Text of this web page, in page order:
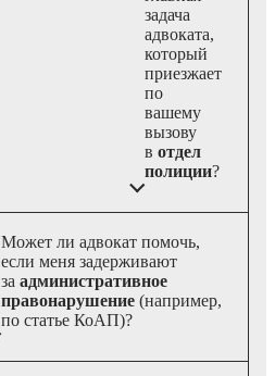
задача
адвоката,
который
приезжает
по
вашему
вызову
в отдел
полиции?
Может ли адвокат помочь,
если меня задерживают
за административное
правонарушение (например,
по статье КоАП)?